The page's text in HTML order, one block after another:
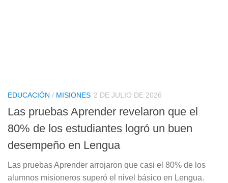
EDUCACIÓN / MISIONES 2 DE JULIO DE 2026
Las pruebas Aprender revelaron que el
80% de los estudiantes logró un buen
desempeño en Lengua
Las pruebas Aprender arrojaron que casi el 80% de los
alumnos misioneros superó el nivel básico en Lengua.